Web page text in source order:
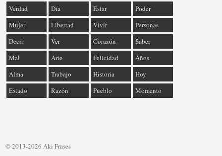
Verdad
Día Estar
Poder
Mujer
Libertad Vivir
Personas
Decir
Ver Corazón
Saber
Mal
Arte Felicidad
Años
Alma
Trabajo Historia
Hoy
Estado
Razón Pueblo Momento
© 2013-2026 Aki Frases